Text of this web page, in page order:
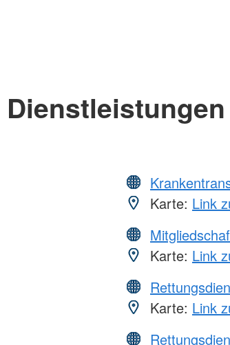
Dienstleistungen
Karte: Link
Karte: Link
Karte: Link